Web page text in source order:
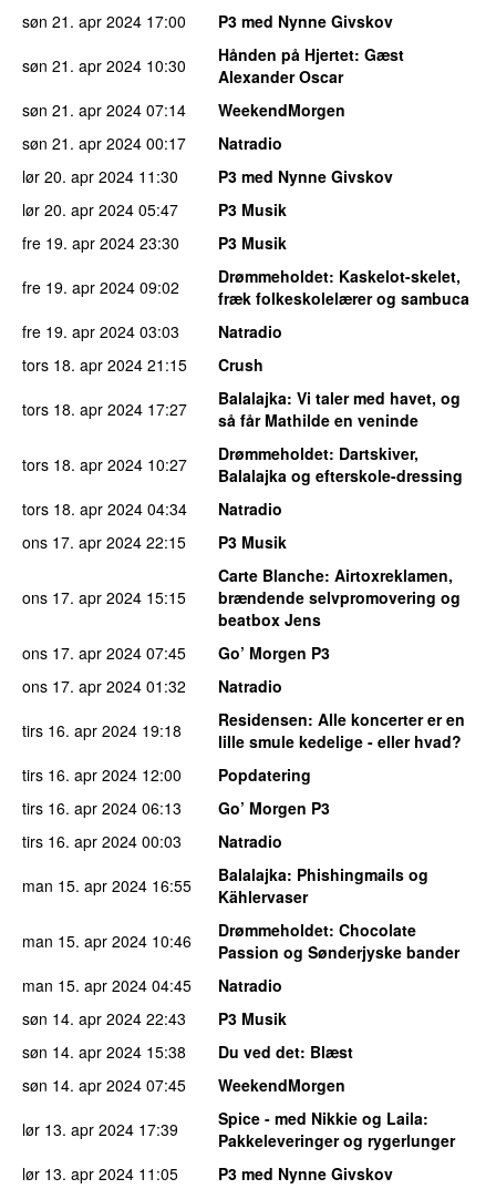
søn 21. apr 2024 17:00
P3 med Nynne Givskov
søn 21. apr 2024 10:30 Hånden på Hjertet: Gæst
Alexander Oscar
søn 21. apr 2024 07:14
WeekendMorgen
søn 21. apr 2024 00:17
Natradio
lør 20. apr 2024 11:30
P3 med Nynne Givskov
lør 20. apr 2024 05:47
P3 Musik
fre 19. apr 2024 23:30
P3 Musik
fre 19. apr 2024 09:02 Drømmeholdet: Kaskelot-skelet,
fræk folkeskolelærer og sambuca
fre 19. apr 2024 03:03
Natradio
tors 18. apr 2024 21:15
Crush
tors 18. apr 2024 17:27 Balalajka: Vi taler med havet, og
så får Mathilde en veninde
tors 18. apr 2024 10:27 Drømmeholdet: Dartskiver,
Balalajka og efterskole-dressing
tors 18. apr 2024 04:34
Natradio
ons 17. apr 2024 22:15 P3 Musik
ons 17. apr 2024 15:15
Carte Blanche: Airtoxreklamen,
brændende selvpromovering og
beatbox Jens
ons 17. apr 2024 07:45
Go’ Morgen P3
ons 17. apr 2024 01:32
Natradio
tirs 16. apr 2024 19:18 Residensen: Alle koncerter er en
lille smule kedelige - eller hvad?
tirs 16. apr 2024 12:00
Popdatering
tirs 16. apr 2024 06:13
Go’ Morgen P3
tirs 16. apr 2024 00:03
Natradio
man 15. apr 2024 16:55 Balalajka: Phishingmails og
Kählervaser
man 15. apr 2024 10:46 Drømmeholdet: Chocolate
Passion og Sønderjyske bander
man 15. apr 2024 04:45
Natradio
søn 14. apr 2024 22:43
P3 Musik
søn 14. apr 2024 15:38 Du ved det: Blæst
søn 14. apr 2024 07:45
WeekendMorgen
lør 13. apr 2024 17:39 Spice - med Nikkie og Laila:
Pakkeleveringer og rygerlunger
lør 13. apr 2024 11:05
P3 med Nynne Givskov